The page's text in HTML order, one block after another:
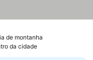
de montanha
da cidade